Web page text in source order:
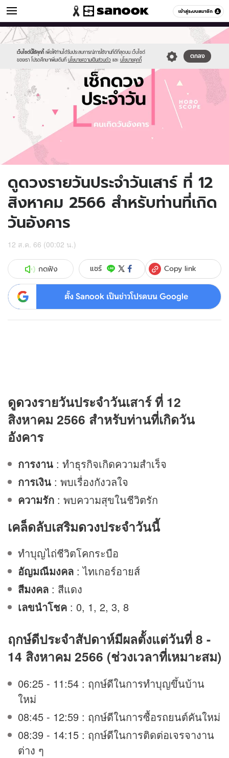
เข้าสู่ระบบสมาชิก
ดูดวง หมวดอื่นๆ
เว็บไซต์นี้ใช้คุกกี้ เพื่อให้ท่านได้รับประสบการณ์การใช้งานที่ดีที่สุดบน เว็บไซต์
ของเรา โปรดศึกษาเพิ่มเติมที่ นโยบายความเป็นส่วนตัว และ นโยบายคุกกี้
ตกลง
Sanook
//s.isanook.com/sr/0/images/logo-
new-
sanook.png
600
60
//s.isanook.com/ho/0/ud/fxd/day/daily-
horoscope-
tuesday.jpg
ดูดวงรายวันประจำวันเสาร์ ที่ 12
สิงหาคม 2566 สำหรับท่านที่เกิด
วันอังคาร
12 ส.ค. 66 (00:02 น.)
กดฟัง แชร์ Copy link
ตั้ง Sanook เป็นข่าวโปรดบน Google
ดูดวงรายวันประจำวันเสาร์ ที่ 12
สิงหาคม 2566 สำหรับท่านที่เกิดวัน
อังคาร
การงาน : ทำธุรกิจเกิดความสำเร็จ
การเงิน : พบเรื่องกังวลใจ
ความรัก : พบความสุขในชีวิตรัก
เคล็ดลับเสริมดวงประจำวันนี้
ทำบุญไถ่ชีวิตโคกระบือ
อัญมณีมงคล : ไทเกอร์อายส์
สีมงคล : สีแดง
เลขนำโชค : 0, 1, 2, 3, 8
ฤกษ์ดีประจำสัปดาห์มีผลตั้งแต่วันที่ 8 -
14 สิงหาคม 2566 (ช่วงเวลาที่เหมาะสม)
06:25 - 11:54 : ฤกษ์ดีในการทำบุญขึ้นบ้าน
ใหม่
08:45 - 12:59 : ฤกษ์ดีในการซื้อรถยนต์คันใหม่
08:39 - 14:15 : ฤกษ์ดีในการติดต่อเจรจางาน
ต่าง ๆ